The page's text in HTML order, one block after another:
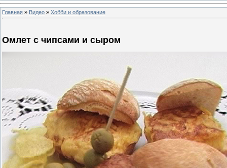
Главная » Видео » Хобби и образование
Омлет с чипсами и сыром